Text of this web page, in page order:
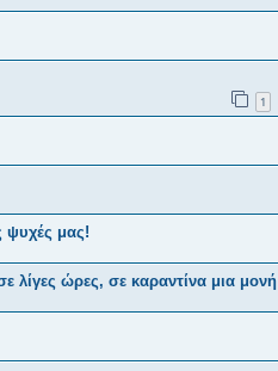
1
ψυχές μας!
ώρες, σε καραντίνα μια μονή